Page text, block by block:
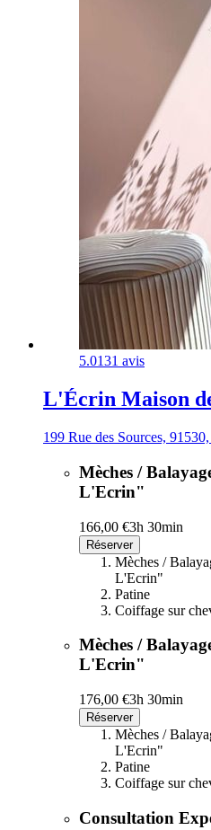
5.0131 avis
L'Écrin Maison
199 Rue des Sources,
Mèches /
L'Ecrin"
166,00 €3h 30min
Réserver
Mèches /
L'Ecrin"
Patine
Coiffage sur
Mèches /
L'Ecrin"
176,00 €3h 30min
Réserver
Mèches /
L'Ecrin"
Patine
Coiffage sur
Consultation